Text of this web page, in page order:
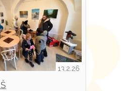
13.2.26